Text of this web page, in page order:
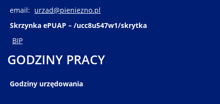
email: urzad@pieniezno.pl
Skrzynka ePUAP – /ucc8u547w1/skrytka
BIP
GODZINY PRACY
Godziny urzędowania